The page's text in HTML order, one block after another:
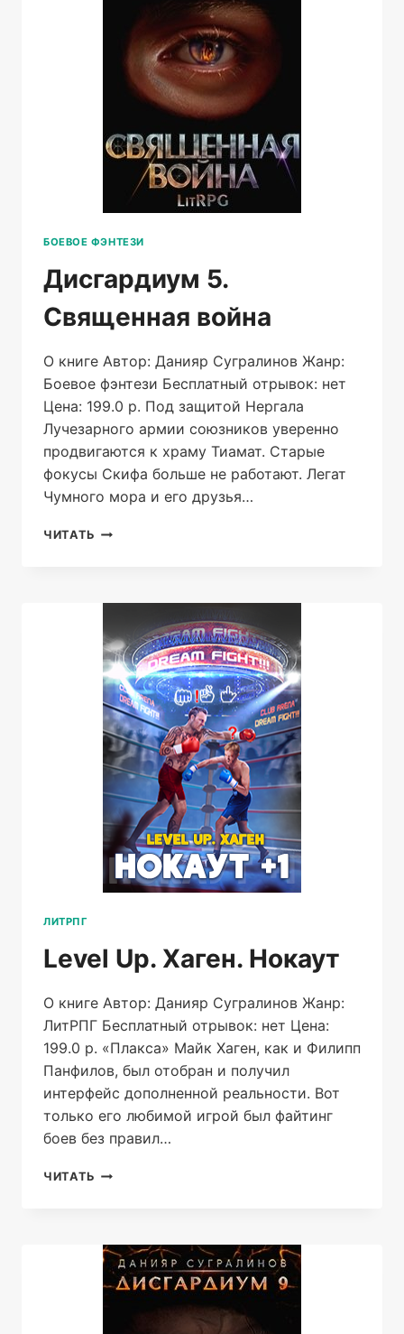
БОЕВОЕ ФЭНТЕЗИ
Дисгардиум 5.
Священная война
О книге Автор: Данияр Сугралинов Жанр:
Боевое фэнтези Бесплатный отрывок: нет
Цена: 199.0 р. Под защитой Нергала
Лучезарного армии союзников уверенно
продвигаются к храму Тиамат. Старые
фокусы Скифа больше не работают. Легат
Чумного мора и его друзья…
ЧИТАТЬ ДИСГАРДИУМ
ЛИТРПГ
Level Up. Хаген. Нокаут
О книге Автор: Данияр Сугралинов Жанр:
ЛитРПГ Бесплатный отрывок: нет Цена:
199.0 р. «Плакса» Майк Хаген, как и Филипп
Панфилов, был отобран и получил
интерфейс дополненной реальности. Вот
только его любимой игрой был файтинг
боев без правил…
ЧИТАТЬ LEVEL